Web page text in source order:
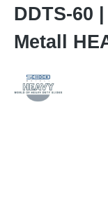
DDTS-60
Metall